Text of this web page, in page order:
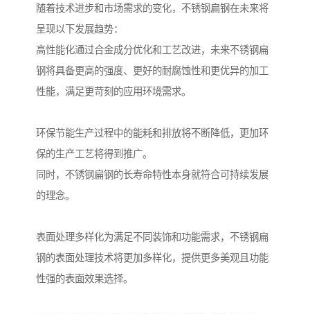
随着技术进步和市场需求的变化，不锈钢扁钢在未来将
呈现以下发展趋势：
高性能化通过合金成分优化和工艺改进，未来不锈钢扁
钢将具备更高的强度、更好的耐腐蚀性和更优异的加工
性能，满足更苛刻的应用环境需求。
环保节能生产过程中的能耗和排放将不断降低，更加环
保的生产工艺将得到推广。
同时，不锈钢扁钢的长寿命特性本身就符合可持续发展
的理念。
表面处理多样化为满足不同装饰和功能需求，不锈钢扁
钢的表面处理技术将更加多样化，提供更多美观且功能
性强的表面效果选择。